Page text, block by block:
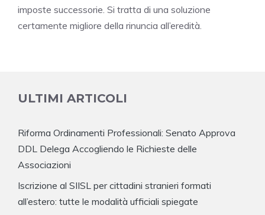
imposte successorie. Si tratta di una soluzione
certamente migliore della rinuncia all’eredità.
ULTIMI ARTICOLI
Riforma Ordinamenti Professionali: Senato Approva
DDL Delega Accogliendo le Richieste delle
Associazioni
Iscrizione al SIISL per cittadini stranieri formati
all’estero: tutte le modalità ufficiali spiegate